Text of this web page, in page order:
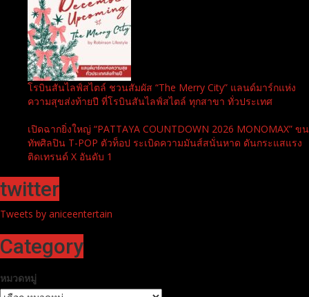
โรบินสันไลฟ์สไตล์ ชวนสัมผัส “The Merry City” แลนด์มาร์กแห่ง
ความสุขส่งท้ายปี ที่โรบินสันไลฟ์สไตล์ ทุกสาขา ทั่วประเทศ
เปิดฉากยิ่งใหญ่ “PATTAYA COUNTDOWN 2026 MONOMAX” ขน
ทัพศิลปิน T-POP ตัวท็อป ระเบิดความมันส์สนั่นหาด ดันกระแสแรง
ติดเทรนด์ X อันดับ 1
twitter
Tweets by aniceentertain
Category
หมวดหมู่